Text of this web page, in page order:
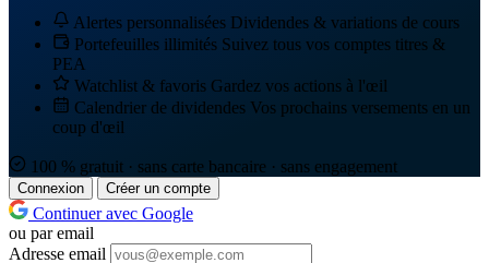
Alertes personnalisées Dividendes & variations de cours
Portefeuilles illimités Suivez tous vos comptes titres &
PEA
Watchlist & favoris Gardez vos actions à l'œil
Calendrier de dividendes Vos prochains versements en un
coup d'œil
100 % gratuit · sans carte bancaire · sans engagement
Connexion Créer un compte
Continuer avec Google
ou par email
Adresse email